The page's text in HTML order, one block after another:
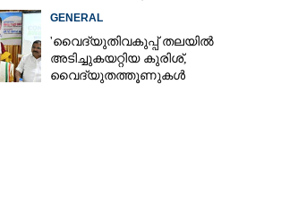
GENERAL
'വൈദ്യുതിവകുപ്പ് തലയിൽ
അടിച്ചുകയറ്റിയ കുരിശ്‌,
വൈദ്യുതത്തൂണുകൾ